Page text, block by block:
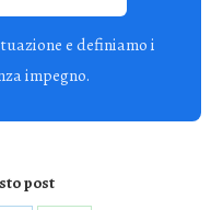
e definiamo i
impegno.
post